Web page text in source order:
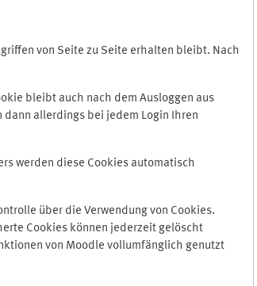
von Seite zu Seite erhalten bleibt. Nach
bleibt auch nach dem Ausloggen aus
dann allerdings bei jedem Login Ihren
werden diese Cookies automatisch
über die Verwendung von Cookies.
Cookies können jederzeit gelöscht
von Moodle vollumfänglich genutzt